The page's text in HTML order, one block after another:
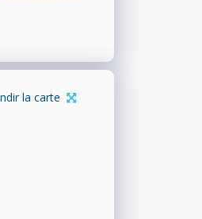
la carte